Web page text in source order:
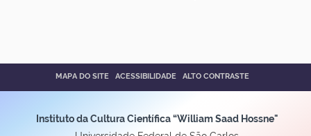
MAPA DO SITE ACESSIBILIDADE ALTO CONTRASTE
Instituto da Cultura Científica “William Saad Hossne"